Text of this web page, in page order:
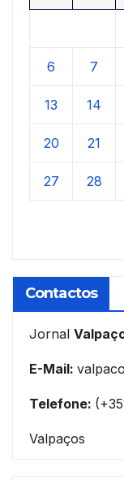
6 7
13 14
20 21
27 28
Contactos
Jornal
E-Mail:
Telefone:
Valpaços